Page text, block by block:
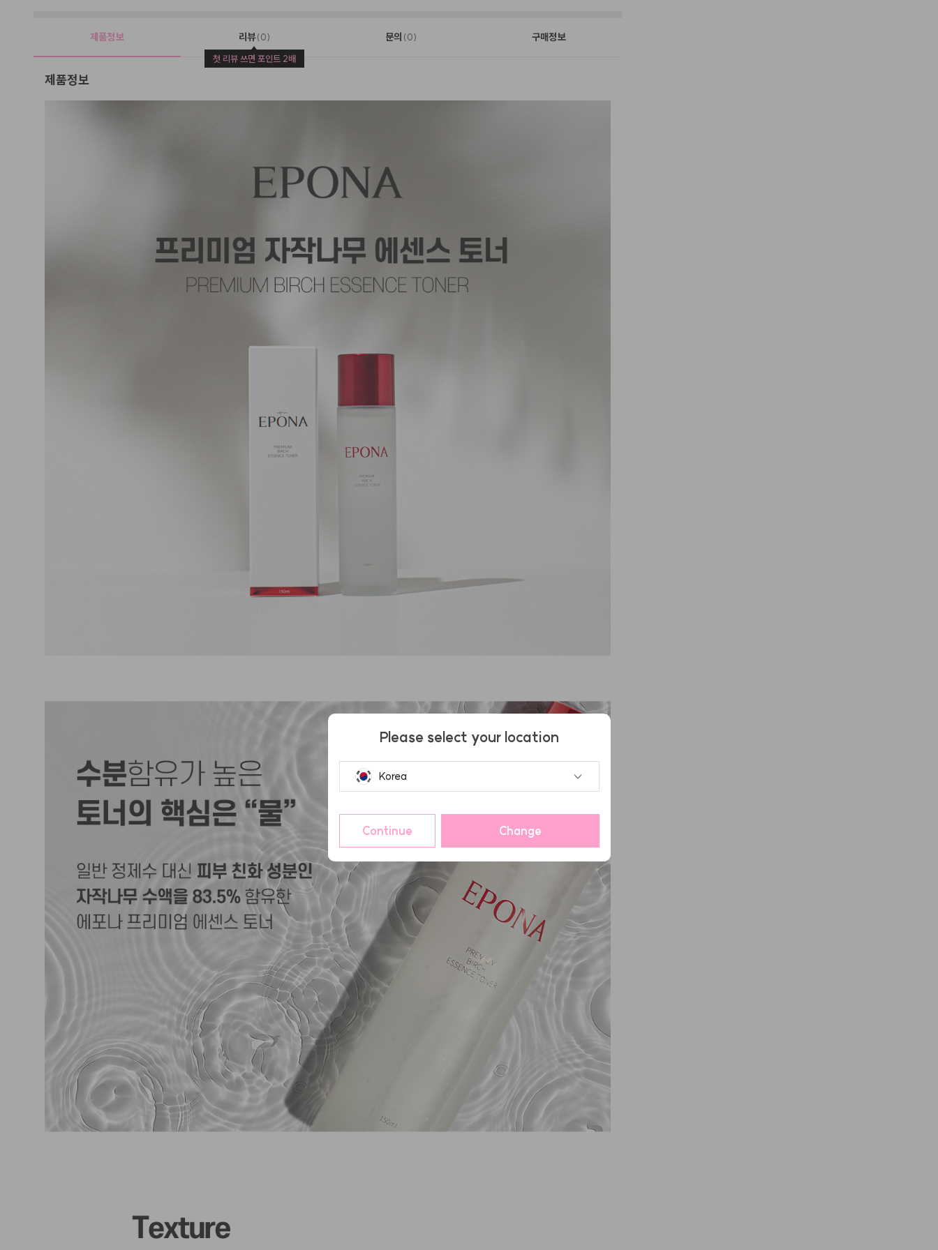
제품정보 리뷰 (0)
첫 리뷰 쓰면 포인트 2배
문의 (0) 구매정보
제품정보
Please select your location
Korea
Continue Change